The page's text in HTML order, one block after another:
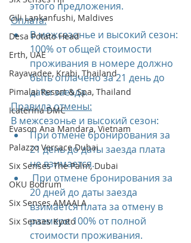
Gili Lankanfushi, Maldives
Desa Potato Head
Erth, UAE
Rayavadee, Krabi, Thailand
Pimalai Resort & Spa, Thailand
Icaterina DMC
Evason Ana Mandara, Vietnam
Palazzo Versace Dubai
Six Senses The Palm, Dubai
OKU Bodrum
Six Senses AMAALA
Six Senses Kyoto
этого предложения.
Оплата:
В межсезонье и высокий сезон:
100% от общей стоимости
проживания в номере должно
быть оплачено за 21 день до
даты заезда.
Правила отмены:
В межсезонье и высокий сезон:
При отмене бронирования за
21 день до даты заезда плата
не взимается.
При отмене бронирования за
20 дней до даты заезда
взимается плата за отмену в
размере 100% от полной
стоимости проживания.